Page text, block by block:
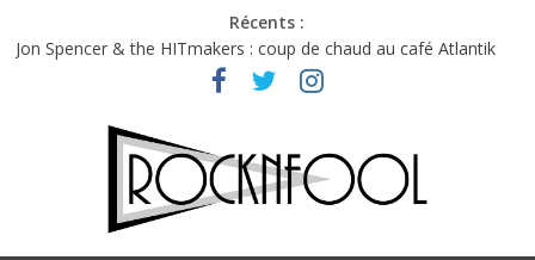
Récents :
Jon Spencer & the HITmakers : coup de chaud au café Atlantik
Hellfest 2026 vendredi : température et émotions en hausse
Hellfest 2026 jeudi : impossible de choisir entre chaleur et bonne
Première édition du Midgard Festival : entre bière, métal et
Charlie Puth à l’Olympia : la leçon de pop du Professeur Puth